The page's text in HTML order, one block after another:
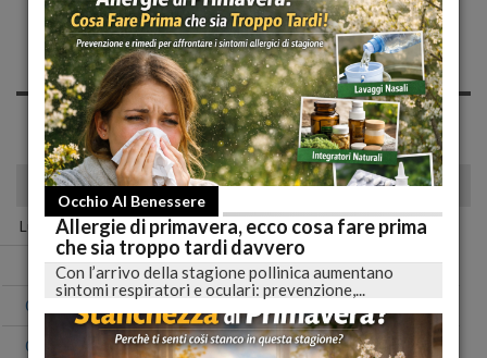
Notizie di Domenica, 29
Ottobre 2023
Spiacente, non sono presenti news nell'archivio per questo
giorno!
ottobre 2023
Lun Mar Mer Gio Ven Sab Dom
01
02
09 10 11 12 13 14 15
Occhio Al Benessere
Allergie di primavera, ecco cosa fare prima
che sia troppo tardi davvero
Con l’arrivo della stagione pollinica aumentano
sintomi respiratori e oculari: prevenzione,...